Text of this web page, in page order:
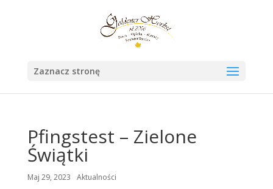
Zaznacz stronę
Pfingstest – Zielone
Świątki
Maj 29, 2023 Aktualności